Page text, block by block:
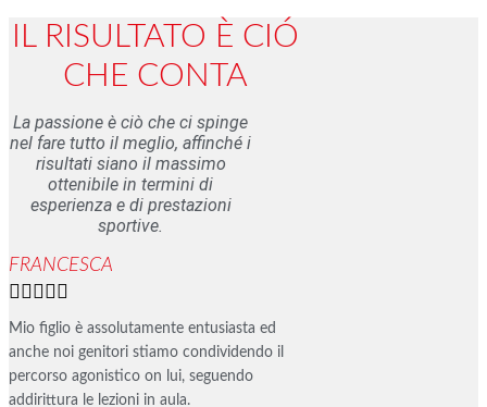
IL RISULTATO È CIÓ
CHE CONTA
La passione è ciò che ci spinge
nel fare tutto il meglio, affinché i
risultati siano il massimo
ottenibile in termini di
esperienza e di prestazioni
sportive.
FRANCESCA
    
Mio figlio è assolutamente entusiasta ed
anche noi genitori stiamo condividendo il
percorso agonistico on lui, seguendo
addirittura le lezioni in aula.